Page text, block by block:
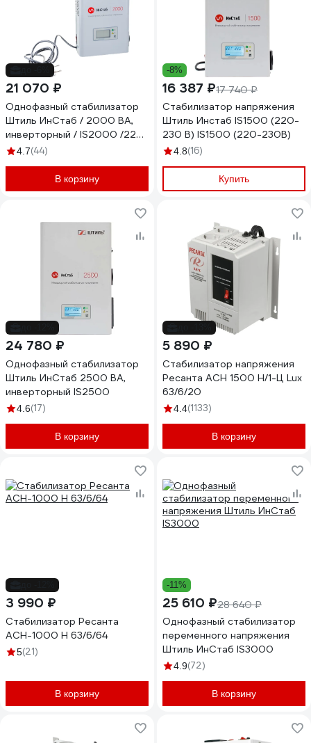
21 070 ₽
Однофазный стабилизатор
Штиль ИнСтаб / 2000 ВА,
инверторный / IS2000 /220
В/ IS2000 (220-230В)
4.7(44)
В корзину
-8%
16 387 ₽17 740 ₽
Стабилизатор напряжения
Штиль Инстаб IS1500 (220-
230 В) IS1500 (220-230В)
4.8(16)
Купить
24 780 ₽
Однофазный стабилизатор
Штиль ИнСтаб 2500 ВА,
инверторный IS2500
4.6(17)
В корзину
5 890 ₽
Стабилизатор напряжения
Ресанта АСН 1500 Н/1-Ц Lux
63/6/20
4.4(1133)
В корзину
3 990 ₽
Стабилизатор Ресанта
АСН-1000 Н 63/6/64
5(21)
В корзину
-11%
25 610 ₽28 640 ₽
Однофазный стабилизатор
переменного напряжения
Штиль ИнСтаб IS3000
4.9(72)
В корзину